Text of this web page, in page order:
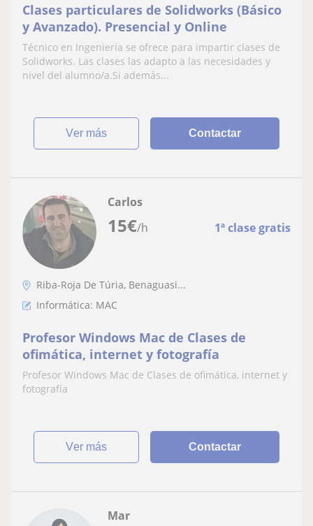
Clases particulares de Solidworks (Básico
y Avanzado). Presencial y Online
Técnico en Ingeniería se ofrece para impartir clases de
Solidworks. Las clases las adapto a las necesidades y
nivel del alumno/a.Si además...
ver más Contactar
15€/h 1ª clase gratis
Carlos
Riba-Roja De Túria, Benaguasi...
Informática: MAC
Profesor Windows Mac de Clases de
ofimática, internet y fotografía
Profesor Windows Mac de Clases de ofimática, internet y
fotografía
ver más Contactar
Mar